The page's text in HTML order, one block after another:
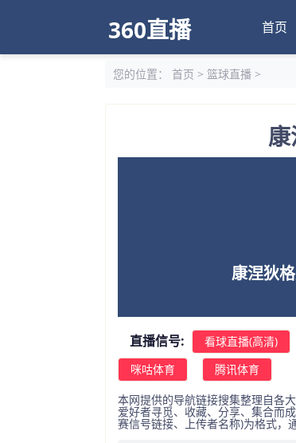
360直播 首页
您的位置： 首页 > 篮球直播 >
康涅狄
直播信号: 看球直播(高清)
咪咕体育
腾讯体育
本网提供的导航链接搜集整理自各
爱好者寻觅、收藏、分享、集合而
赛信号链接、上传者名称)为格式，